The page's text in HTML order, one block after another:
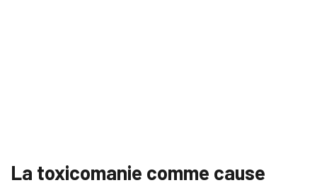
La toxicomanie comme cause